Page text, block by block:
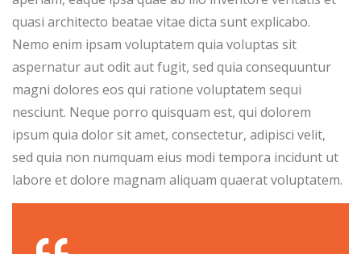
quasi architecto beatae vitae dicta sunt explicabo.
Nemo enim ipsam voluptatem quia voluptas sit
aspernatur aut odit aut fugit, sed quia consequuntur
magni dolores eos qui ratione voluptatem sequi
nesciunt. Neque porro quisquam est, qui dolorem
ipsum quia dolor sit amet, consectetur, adipisci velit,
sed quia non numquam eius modi tempora incidunt ut
labore et dolore magnam aliquam quaerat voluptatem.